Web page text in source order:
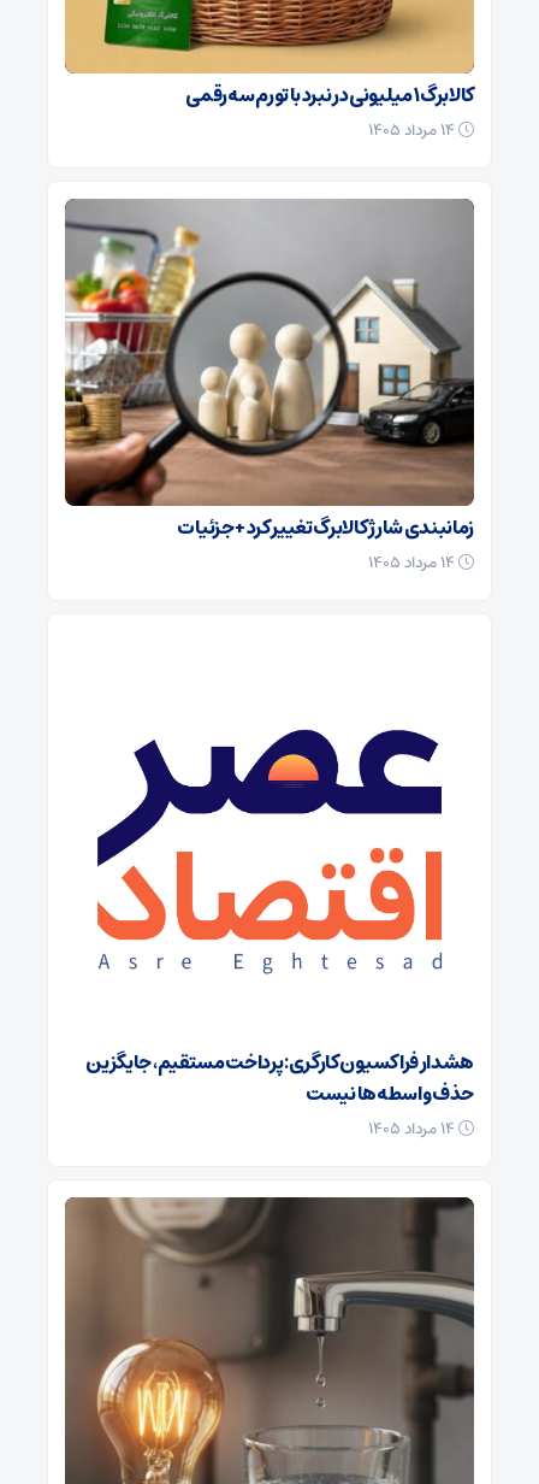
کالابرگ ۱ میلیونی در نبرد با تورم سه‌رقمی
زمانبندی شارژ کالابرگ تغییر کرد + جزئیات
هشدار فراکسیون کارگری: پرداخت مستقیم، جایگزین
حذف واسطه‌ها نیست